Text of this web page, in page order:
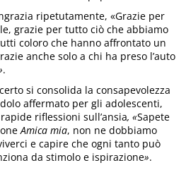
ripetutamente, «Grazie per
grazie per tutto ciò che abbiamo
coloro che hanno affrontato un
anche solo a chi ha preso l’auto
.
si consolida la consapevolezza
affermato per gli adolescenti,
riflessioni sull’ansia, «Sapete
Amica mia, non ne dobbiamo
e capire che ogni tanto può
da stimolo e ispirazione».